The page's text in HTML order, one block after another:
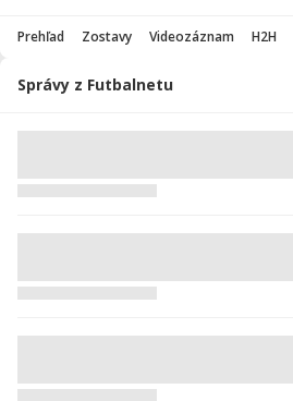
Prehľad Zostavy Videozáznam H2H
Správy z Futbalnetu